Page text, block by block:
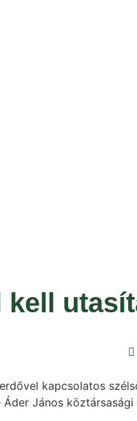
kell
kapcsolatos
János